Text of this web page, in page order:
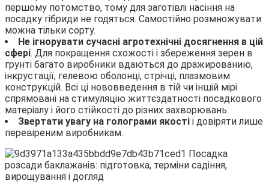
першому потомство, тому для заготівлі насіння на
посадку гібриди не годяться. Самостійно розмножувати
можна тільки сорту.
Не ігнорувати сучасні агротехнічні досягнення в цій
сфері. Для покращення схожості і збереження зерен в
грунті багато виробники вдаються до дражированию,
інкрустації, гелевою оболонці, стрічці, плазмовим
конструкцій. Всі ці нововведення в тій чи іншій мірі
спрямовані на стимуляцію життєздатності посадкового
матеріалу і його стійкості до різних захворювань.
Звертати увагу на голограми якості і довіряти лише
перевіреним виробникам.